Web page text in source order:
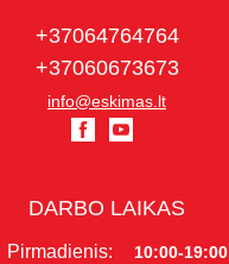
+37064764764
+37060673673
info@eskimas.lt
DARBO LAIKAS
Pirmadienis: 10:00-19:00